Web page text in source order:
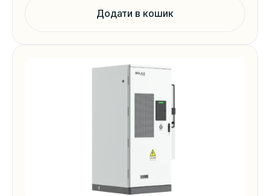
Додати в кошик